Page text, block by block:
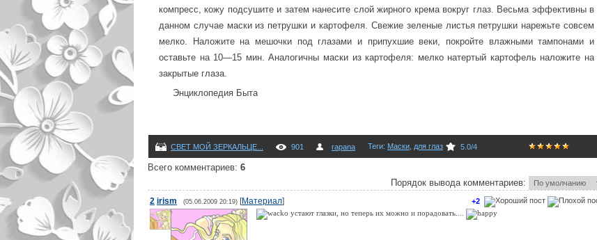
компресс, кожу подсушите и затем нанесите слой жирного крема вокруг глаз. Весьма эффективны в
данном случае маски из петрушки и картофеля. Свежие зеленые листья петрушки нарежьте совсем
мелко. Наложите на мешочки под глазами и припухшие веки, покройте влажными тампонами и
оставьте на 10—15 мин. Аналогичны маски из картофеля: мелко натертый картофель наложите на
закрытые глаза.
Энциклопедия Быта
СВЕТ МОЙ ЗЕРКАЛЬЦЕ... 901 rapana Теги: Маски для глаз 5.0/4
Всего комментариев: 6
Порядок вывода комментариев:
+2
2 irism (05.06.2009 20:19) [Материал]
устают глазки, но теперь их можно и порадовать....